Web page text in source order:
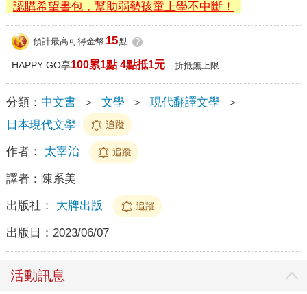
認購希望書包，幫助弱勢孩童上學不中斷！
預計最高可得金幣 15點 ?
HAPPY GO享100累1點 4點抵1元 折抵無上限
分類： 中文書 ＞ 文學 ＞ 現代翻譯文學
＞
日本現代文學
追蹤
作者： 太宰治 追蹤
譯者： 陳系美
出版社： 大牌出版 追蹤
出版日： 2023/06/07
活動訊息